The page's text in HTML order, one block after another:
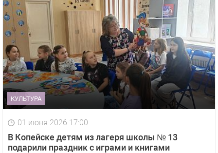
КУЛЬТУРА
01 июня 2026 17:00
В Копейске детям из лагеря школы № 13
подарили праздник с играми и книгами